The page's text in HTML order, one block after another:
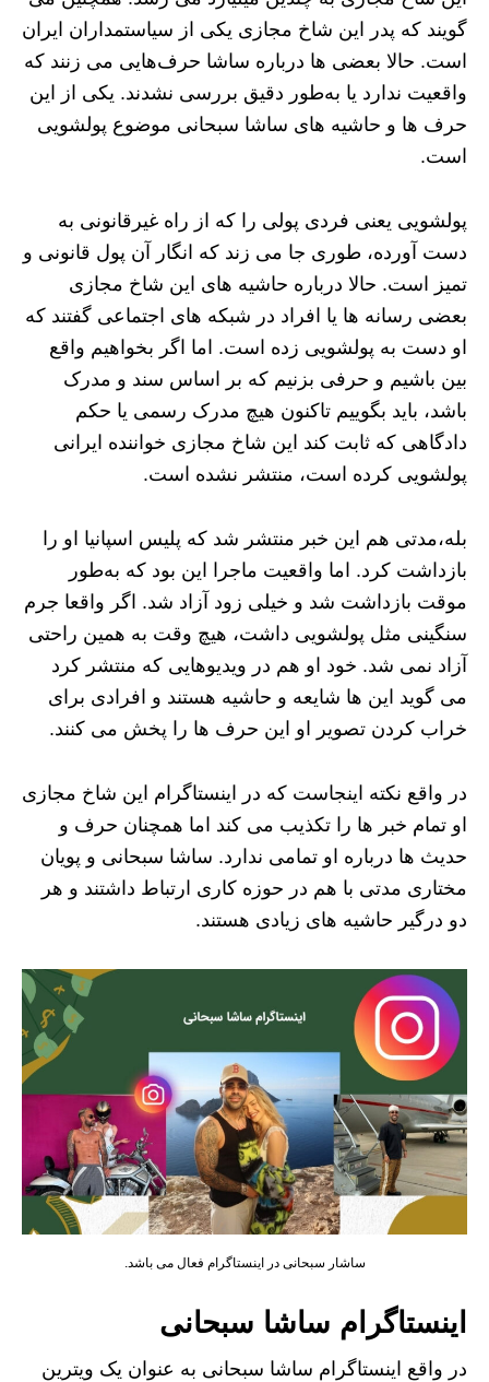
گویند که پدر این شاخ مجازی یکی از سیاستمداران ایران
است. حالا بعضی ها درباره ساشا حرف‌هایی می زنند که
واقعیت ندارد یا به‌طور دقیق بررسی نشدند. یکی از این
حرف ها و حاشیه های ساشا سبحانی موضوع پولشویی
است.
پولشویی یعنی فردی پولی را که از راه غیرقانونی به
دست آورده، طوری جا می زند که انگار آن پول قانونی و
تمیز است. حالا درباره حاشیه های این شاخ مجازی
بعضی رسانه ها یا افراد در شبکه های اجتماعی گفتند که
او دست به پولشویی زده است. اما اگر بخواهیم واقع
بین باشیم و حرفی بزنیم که بر اساس سند و مدرک
باشد، باید بگوییم تاکنون هیچ مدرک رسمی یا حکم
دادگاهی که ثابت کند این شاخ مجازی خواننده ایرانی
پولشویی کرده است، منتشر نشده است.
بله،مدتی هم این خبر منتشر شد که پلیس اسپانیا او را
بازداشت کرد. اما واقعیت ماجرا این بود که به‌طور
موقت بازداشت شد و خیلی زود آزاد شد. اگر واقعا جرم
سنگینی مثل پولشویی داشت، هیچ وقت به همین راحتی
آزاد نمی شد. خود او هم در ویدیوهایی که منتشر کرد
می گوید این ها شایعه و حاشیه هستند و افرادی برای
خراب کردن تصویر او این حرف ها را پخش می کنند.
در واقع نکته اینجاست که در اینستاگرام این شاخ مجازی
او تمام خبر ها را تکذیب می کند اما همچنان حرف و
حدیث ها درباره او تمامی ندارد. ساشا سبحانی و پویان
مختاری مدتی با هم در حوزه کاری ارتباط داشتند و هر
دو درگیر حاشیه های زیادی هستند.
ساشار سبحانی در اینستاگرام فعال می باشد.
اینستاگرام ساشا سبحانی
در واقع اینستاگرام ساشا سبحانی به عنوان یک ویترین